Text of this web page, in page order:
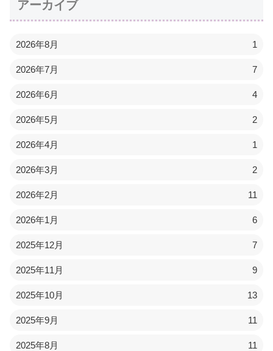
アーカイブ
2026年8月 1
2026年7月 7
2026年6月 4
2026年5月 2
2026年4月 1
2026年3月 2
2026年2月 11
2026年1月 6
2025年12月 7
2025年11月 9
2025年10月 13
2025年9月 11
2025年8月 11